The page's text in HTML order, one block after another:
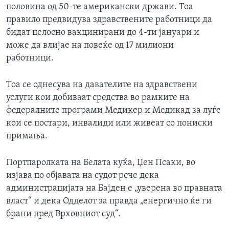
половина од 50-те американски држави. Тоа
правило предвидува здравствените работници да
бидат целосно вакцинирани до 4-ти јануари и
може да влијае на повеќе од 17 милиони
работници.
Тоа се однесува на давателите на здравствени
услуги кои добиваат средства во рамките на
федералните програми Медикер и Медикад за луѓе
кои се постари, инвалиди или живеат со пониски
примања.
Портпаролката на Белата куќа, Џен Псаки, во
изјава по објавата на судот рече дека
администрацијата на Бајден е „уверена во правната
власт“ и дека Одделот за правда „енергично ќе ги
брани пред Врховниот суд“.